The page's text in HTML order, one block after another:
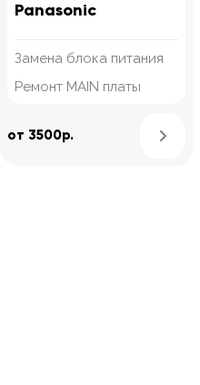
Узнать подробнее
Panasonic
Замена блока питания
Ремонт MAIN платы
от 3500р.